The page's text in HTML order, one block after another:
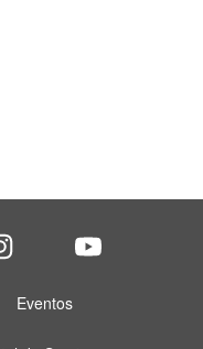
Eventos